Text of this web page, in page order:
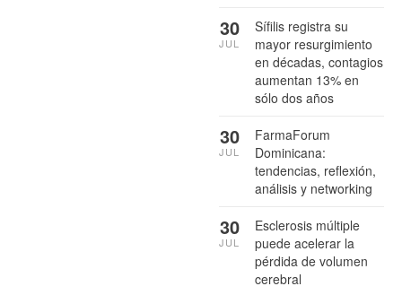
Sífilis registra su
mayor resurgimiento
en décadas, contagios
aumentan 13% en
sólo dos años
30
JUL
FarmaForum
Dominicana:
tendencias, reflexión,
análisis y networking
30
JUL
Esclerosis múltiple
puede acelerar la
pérdida de volumen
cerebral
30
JUL